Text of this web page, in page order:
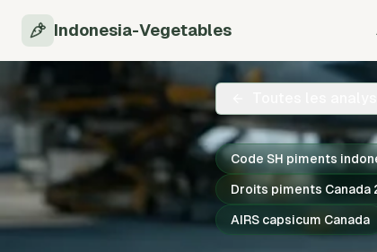
Indonesia-Vegetables
Code SH piments
Droits piments Canada
AIRS capsicum Canada